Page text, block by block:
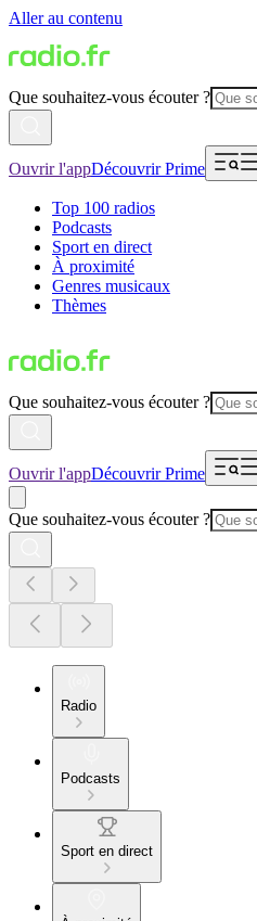
Aller au contenu
Que souhaitez-vous écouter ?
Ouvrir l'appDécouvrir Prime
Top 100 radios
Podcasts
Sport en direct
À proximité
Genres musicaux
Thèmes
Que souhaitez-vous écouter ?
Ouvrir l'appDécouvrir Prime
Que souhaitez-vous écouter ?
Radio
Podcasts
Sport en direct